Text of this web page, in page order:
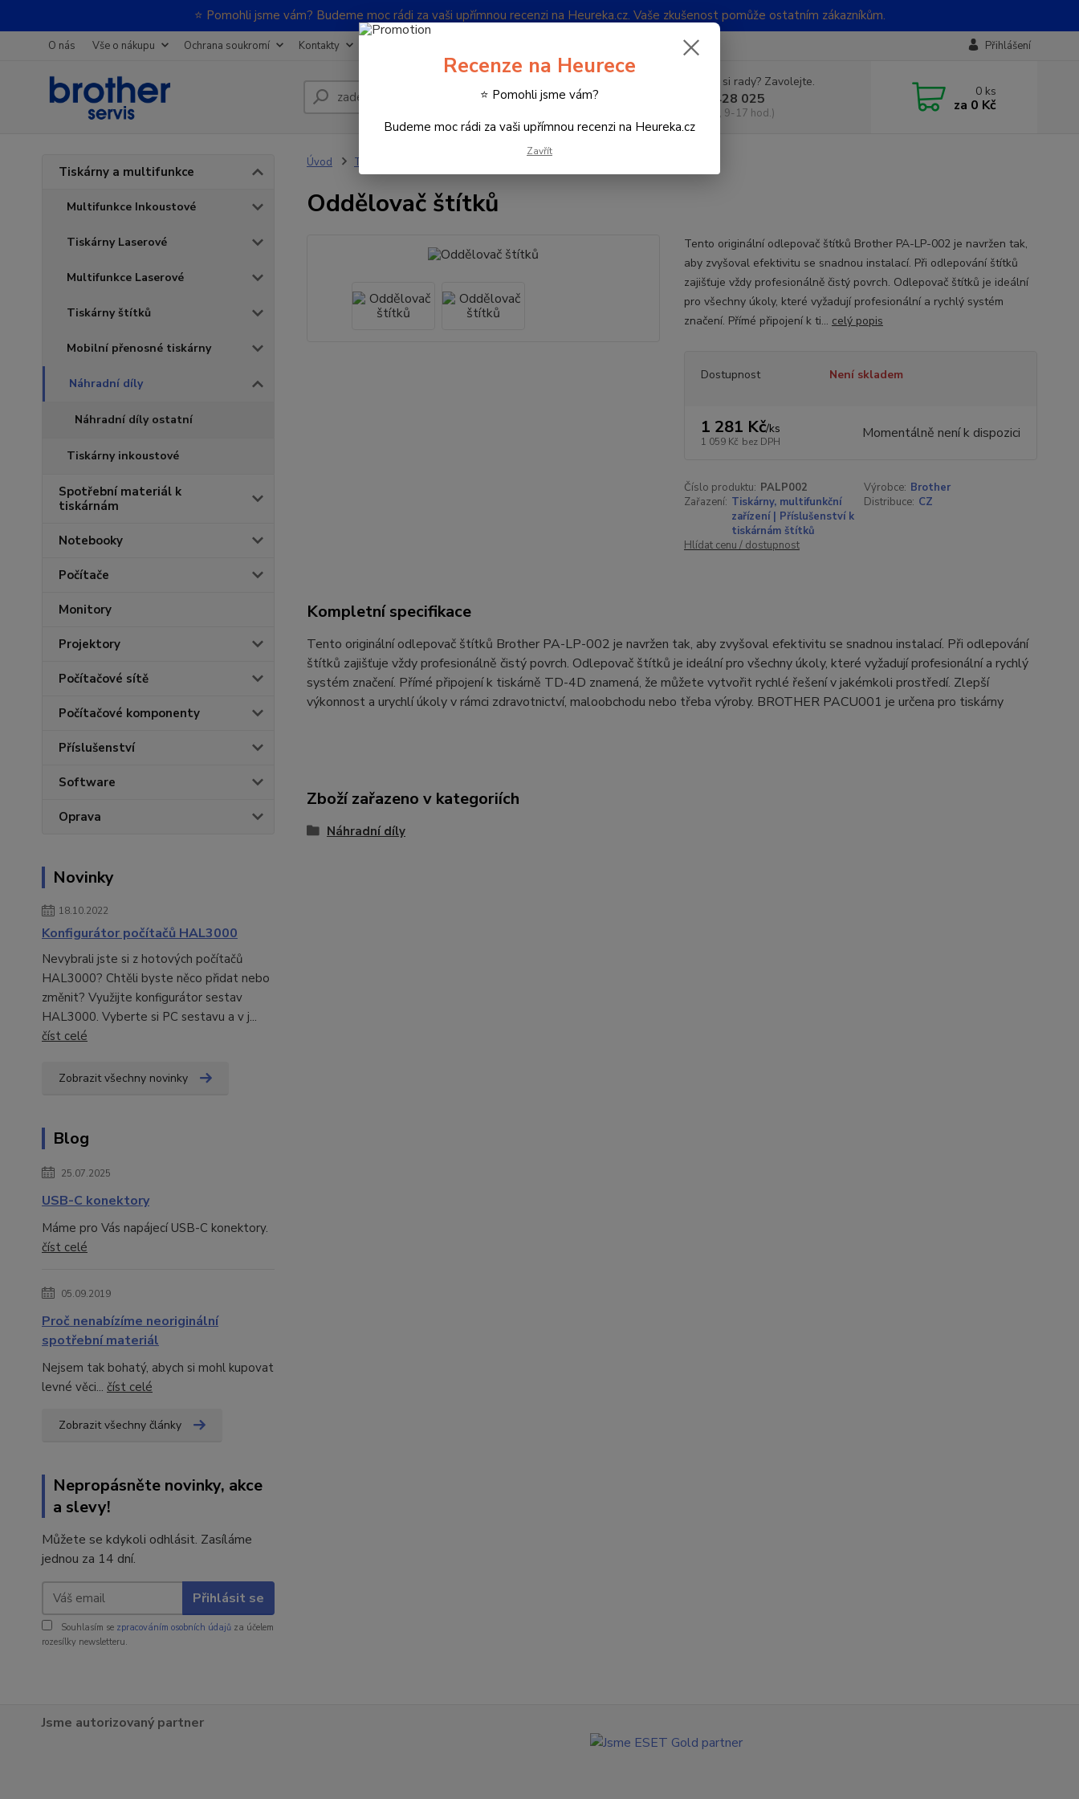
⭐ Pomohli jsme vám? Budeme moc rádi za vaši upřímnou recenzi na Heureka.cz. Vaše zkušenost pomůže ostatním zákazníkům.
O nás Vše o nákupu Ochrana soukromí Kontakty Přihlášení
Hledat
Nevíte si rady? Zavolejte.
732 428 025
(Po-Pá, 9-17 hod.)
0 ks
za 0 Kč
Tiskárny a multifunkce
Multifunkce Inkoustové
Tiskárny Laserové
Multifunkce Laserové
Tiskárny štítků
Mobilní přenosné tiskárny
Náhradní díly
Náhradní díly ostatní
Tiskárny inkoustové
Spotřební materiál k
tiskárnám
Notebooky
Počítače
Monitory
Projektory
Počítačové sítě
Počítačové komponenty
Příslušenství
Software
Oprava
Novinky
18.10.2022
Konfigurátor počítačů HAL3000
Nevybrali jste si z hotových počítačů
HAL3000? Chtěli byste něco přidat nebo
změnit? Využijte konfigurátor sestav
HAL3000. Vyberte si PC sestavu a v j...
číst celé
Zobrazit všechny novinky
Blog
25.07.2025
USB-C konektory
Máme pro Vás napájecí USB-C konektory.
číst celé
05.09.2019
Proč nenabízíme neoriginální
spotřební materiál
Nejsem tak bohatý, abych si mohl kupovat
levné věci... číst celé
Zobrazit všechny články
Nepropásněte novinky, akce
a slevy!
Můžete se kdykoli odhlásit. Zasíláme
jednou za 14 dní.
Přihlásit se
Souhlasím se zpracováním osobních údajů za účelem
rozesílky newsletteru.
Úvod Tiskárny a multifunkce
Oddělovač štítků
Tento originální odlepovač štítků Brother PA-LP-002 je navržen tak,
aby zvyšoval efektivitu se snadnou instalací. Při odlepování štítků
zajišťuje vždy profesionálně čistý povrch. Odlepovač štítků je ideální
pro všechny úkoly, které vyžadují profesionální a rychlý systém
značení. Přímé připojení k ti... celý popis
Dostupnost Není skladem
1 281 Kč/ks
1 059 Kč bez DPH Momentálně není k dispozici
Číslo produktu: PALP002 Výrobce: Brother
Zařazení: Tiskárny, multifunkční
zařízení | Příslušenství k
tiskárnám štítků
Distribuce: CZ
Hlídat cenu / dostupnost
Kompletní specifikace
Tento originální odlepovač štítků Brother PA-LP-002 je navržen tak, aby zvyšoval efektivitu se snadnou instalací. Při odlepování
štítků zajišťuje vždy profesionálně čistý povrch. Odlepovač štítků je ideální pro všechny úkoly, které vyžadují profesionální a rychlý
systém značení. Přímé připojení k tiskárně TD-4D znamená, že můžete vytvořit rychlé řešení v jakémkoli prostředí. Zlepší
výkonnost a urychlí úkoly v rámci zdravotnictví, maloobchodu nebo třeba výroby. BROTHER PACU001 je určena pro tiskárny
Zboží zařazeno v kategoriích
Náhradní díly
Jsme autorizovaný partner
Recenze na Heurece
⭐ Pomohli jsme vám?
Budeme moc rádi za vaši upřímnou recenzi na Heureka.cz
Zavřít